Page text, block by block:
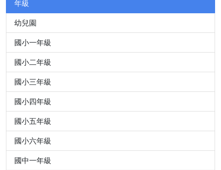
年級
幼兒園
國小一年級
國小二年級
國小三年級
國小四年級
國小五年級
國小六年級
國中一年級